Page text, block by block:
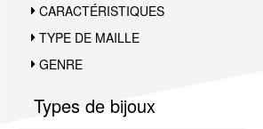
CARACTÉRISTIQUES
TYPE DE MAILLE
GENRE
Types de bijoux